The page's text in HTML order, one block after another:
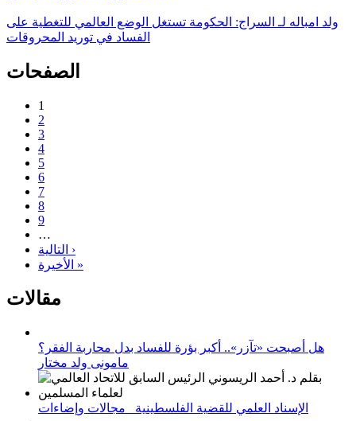
ولد امباله لـ السراج: الحكومة تستغل الوضع العالمي للتغطية على
الفساد في توريد المحروقات
الصفحات
1
2
3
4
5
6
7
8
9
…
التالية ›
الأخيرة »
مقالات
هل أصبحت «تآزر».. أكبر بؤرة للفساد بدل محاربة الفقر؟
مامونى ولد مختار
الإسناد العلمي للقضية الفلسطينية_ مجالات وإضاءات